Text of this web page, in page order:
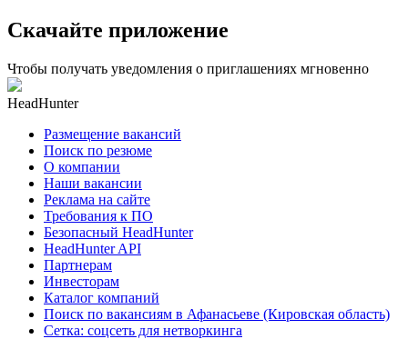
Скачайте приложение
Чтобы получать уведомления о приглашениях мгновенно
HeadHunter
Размещение вакансий
Поиск по резюме
О компании
Наши вакансии
Реклама на сайте
Требования к ПО
Безопасный HeadHunter
HeadHunter API
Партнерам
Инвесторам
Каталог компаний
Поиск по вакансиям в Афанасьеве (Кировская область)
Сетка: соцсеть для нетворкинга